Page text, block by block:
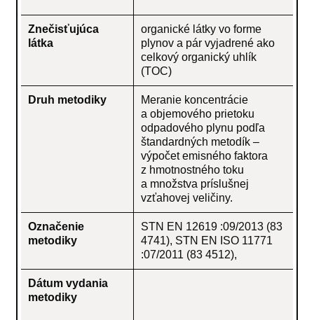
Znečisťujúca
látka
organické látky vo forme
plynov a pár vyjadrené ako
celkový organický uhlík
(TOC)
Druh metodiky
Meranie koncentrácie
a objemového prietoku
odpadového plynu podľa
štandardných metodík –
výpočet emisného faktora
z hmotnostného toku
a množstva príslušnej
vzťahovej veličiny.
Označenie
metodiky
STN EN 12619 :09/2013 (83
4741), STN EN ISO 11771
:07/2011 (83 4512),
Dátum vydania
metodiky